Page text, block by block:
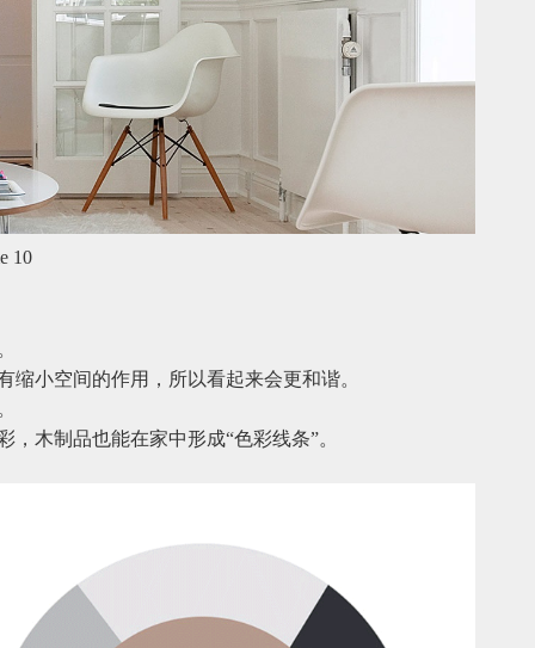
10
小空间的作用，所以看起来会更和谐。
木制品也能在家中形成“色彩线条”。